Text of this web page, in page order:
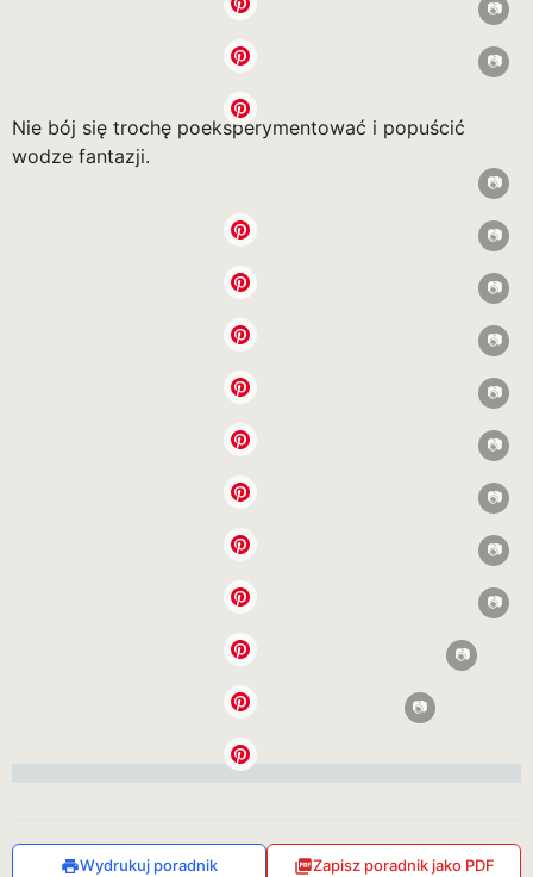
Nie bój się trochę poeksperymentować i popuścić
wodze fantazji.
Wydrukuj poradnik Zapisz poradnik jako PDF